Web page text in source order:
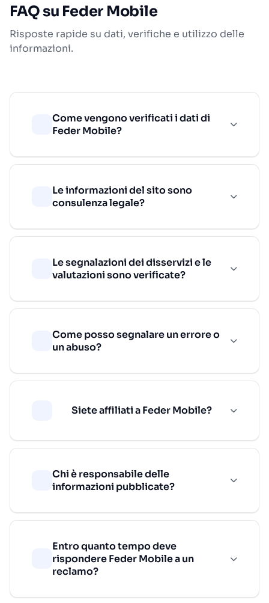
FAQ su Feder Mobile
Risposte rapide su dati, verifiche e utilizzo delle
informazioni.
Come vengono verificati i dati di
Feder Mobile?
Le informazioni del sito sono
consulenza legale?
Le segnalazioni dei disservizi e le
valutazioni sono verificate?
Come posso segnalare un errore o
un abuso?
Siete affiliati a Feder Mobile?
Chi è responsabile delle
informazioni pubblicate?
Entro quanto tempo deve
rispondere Feder Mobile a un
reclamo?